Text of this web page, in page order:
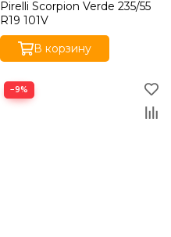
Pirelli Scorpion Verde 235/55
R19 101V
В корзину
−9%